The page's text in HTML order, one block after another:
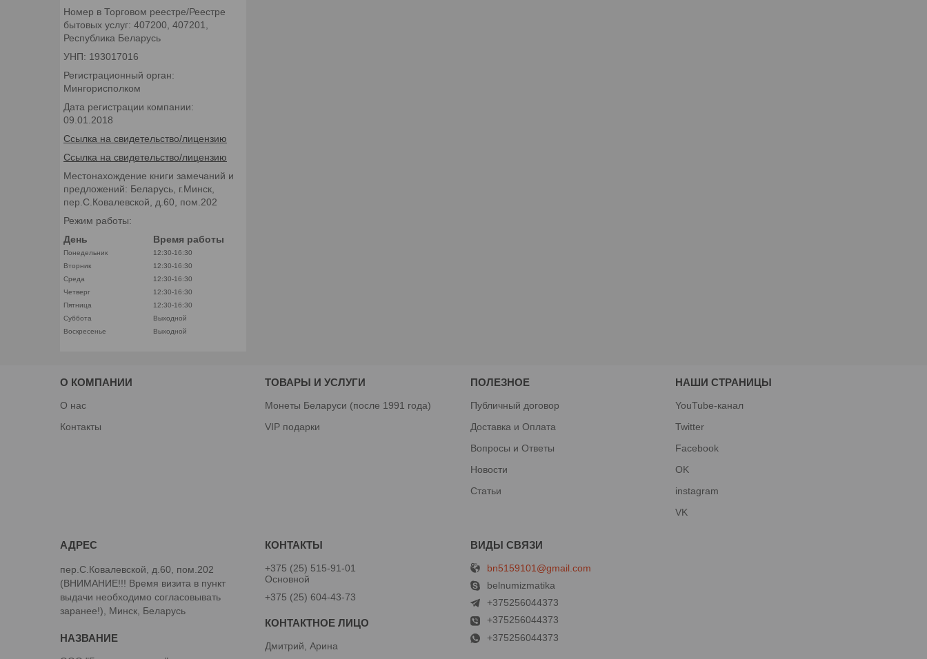
Номер в Торговом реестре/Реестре
бытовых услуг: 407200, 407201,
Республика Беларусь
УНП: 193017016
Регистрационный орган:
Мингорисполком
Дата регистрации компании:
09.01.2018
Ссылка на свидетельство/лицензию
Ссылка на свидетельство/лицензию
Местонахождение книги замечаний и
предложений: Беларусь, г.Минск,
пер.С.Ковалевской, д.60, пом.202
Режим работы:
День
Время работы
Понедельник
12:30-16:30
Вторник
12:30-16:30
Среда
12:30-16:30
Четверг
12:30-16:30
Пятница
12:30-16:30
Суббота
Выходной
Воскресенье
Выходной
О КОМПАНИИ
О нас
Контакты
ТОВАРЫ И УСЛУГИ
Монеты Беларуси (после 1991 года)
VIP подарки
ПОЛЕЗНОЕ
Публичный договор
Доставка и Оплата
Вопросы и Ответы
Новости
Статьи
НАШИ СТРАНИЦЫ
YouTube-канал
Twitter
Facebook
OK
instagram
VK
пер.С.Ковалевской, д.60, пом.202
(ВНИМАНИЕ!!! Время визита в пункт
выдачи необходимо согласовывать
заранее!), Минск, Беларусь
+375 (25) 515-91-01
Основной
+375 (25) 604-43-73
Дмитрий, Арина
bn5159101@gmail.com
belnumizmatika
+375256044373
+375256044373
+375256044373